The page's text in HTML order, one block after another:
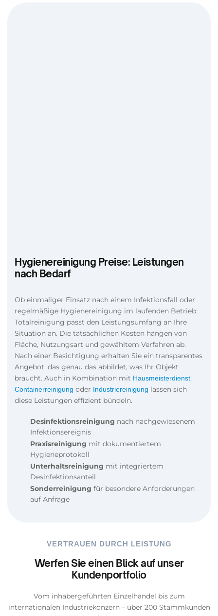
Hygienereinigung Preise: Leistungen
nach Bedarf
Ob einmaliger Einsatz nach einem Infektionsfall oder
regelmäßige Hygienereinigung im laufenden Betrieb:
Totalreinigung passt den Leistungsumfang an Ihre
Situation an. Die tatsächlichen Kosten hängen von
Fläche, Nutzungsart und gewähltem Verfahren ab.
Nach einer Besichtigung erhalten Sie ein transparentes
Angebot, das genau das abbildet, was Ihr Objekt
braucht. Auch in Kombination mit Hausmeisterdienst,
Containerreinigung oder Industriereinigung lassen sich
diese Leistungen effizient bündeln.
Desinfektionsreinigung nach nachgewiesenem
Infektionsereignis
Praxisreinigung mit dokumentiertem
Hygieneprotokoll
Unterhaltsreinigung mit integriertem
Desinfektionsanteil
Sonderreinigung für besondere Anforderungen
auf Anfrage
VERTRAUEN DURCH LEISTUNG
Werfen Sie einen Blick auf unser
Kundenportfolio
Vom inhabergeführten Einzelhandel bis zum
internationalen Industriekonzern – über 200 Stammkunden